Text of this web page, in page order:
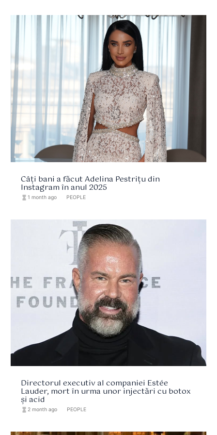
Câți bani a făcut Adelina Pestrițu din
Instagram în anul 2025
hourglass_full 1 month ago PEOPLE
Directorul executiv al companiei Estée
Lauder, mort în urma unor injectări cu botox
și acid
hourglass_full 2 month ago PEOPLE